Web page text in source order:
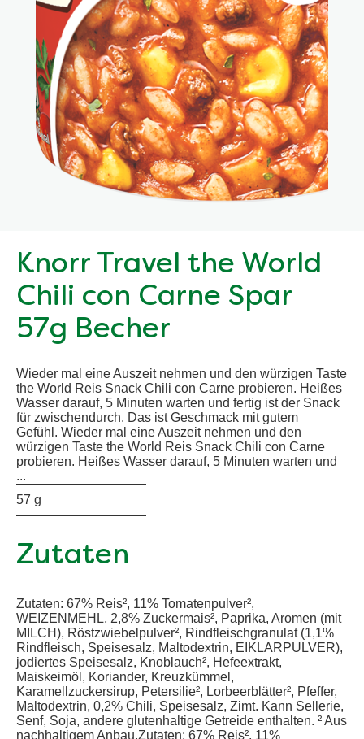
Knorr Travel the World
Chili con Carne Spar
57g Becher
Wieder mal eine Auszeit nehmen und den würzigen Taste
the World Reis Snack Chili con Carne probieren. Heißes
Wasser darauf, 5 Minuten warten und fertig ist der Snack
für zwischendurch. Das ist Geschmack mit gutem
Gefühl. Wieder mal eine Auszeit nehmen und den
würzigen Taste the World Reis Snack Chili con Carne
probieren. Heißes Wasser darauf, 5 Minuten warten und
...
57 g
Zutaten
Zutaten: 67% Reis², 11% Tomatenpulver²,
WEIZENMEHL, 2,8% Zuckermais², Paprika, Aromen (mit
MILCH), Röstzwiebelpulver², Rindfleischgranulat (1,1%
Rindfleisch, Speisesalz, Maltodextrin, EIKLARPULVER),
jodiertes Speisesalz, Knoblauch², Hefeextrakt,
Maiskeimöl, Koriander, Kreuzkümmel,
Karamellzuckersirup, Petersilie², Lorbeerblätter², Pfeffer,
Maltodextrin, 0,2% Chili, Speisesalz, Zimt. Kann Sellerie,
Senf, Soja, andere glutenhaltige Getreide enthalten. ² Aus
nachhaltigem Anbau.Zutaten: 67% Reis², 11%